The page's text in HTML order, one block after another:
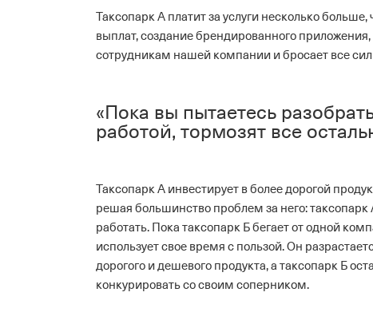
Таксопарк А платит за услуги несколько
выплат, создание брендированного
сотрудникам нашей компании и бросает все
«Пока вы пытаетесь
работой, тормозят все
Таксопарк А инвестирует в более дорогой
решая большинство проблем за него: таксопарк
работать. Пока таксопарк Б бегает от одной
использует свое время с пользой. Он
дорогого и дешевого продукта, а таксопарк Б
конкурировать со своим соперником.